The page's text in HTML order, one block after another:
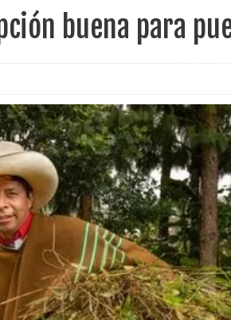
buena para